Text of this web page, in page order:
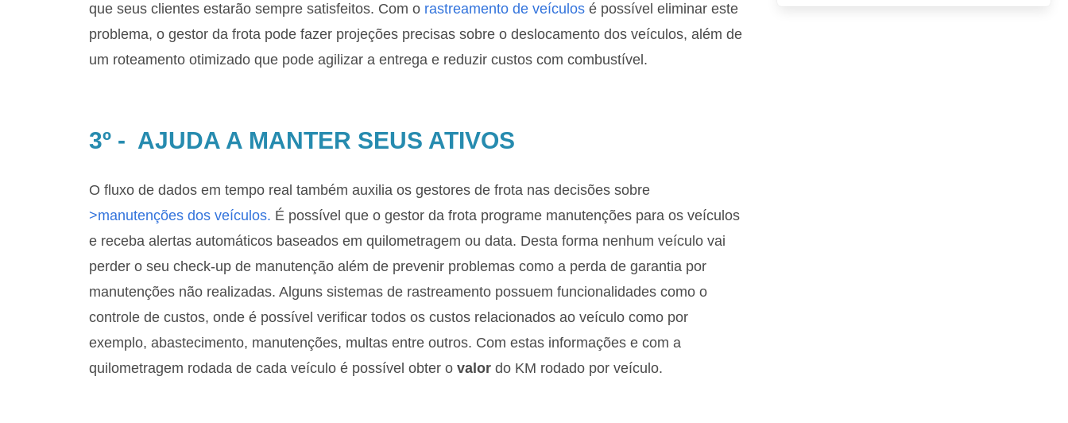
que seus clientes estarão sempre satisfeitos. Com o rastreamento de veículos é possível eliminar este
problema, o gestor da frota pode fazer projeções precisas sobre o deslocamento dos veículos, além de
um roteamento otimizado que pode agilizar a entrega e reduzir custos com combustível.
3º - AJUDA A MANTER SEUS ATIVOS
O fluxo de dados em tempo real também auxilia os gestores de frota nas decisões sobre
>manutenções dos veículos. É possível que o gestor da frota programe manutenções para os veículos
e receba alertas automáticos baseados em quilometragem ou data. Desta forma nenhum veículo vai
perder o seu check-up de manutenção além de prevenir problemas como a perda de garantia por
manutenções não realizadas. Alguns sistemas de rastreamento possuem funcionalidades como o
controle de custos, onde é possível verificar todos os custos relacionados ao veículo como por
exemplo, abastecimento, manutenções, multas entre outros. Com estas informações e com a
quilometragem rodada de cada veículo é possível obter o valor do KM rodado por veículo.